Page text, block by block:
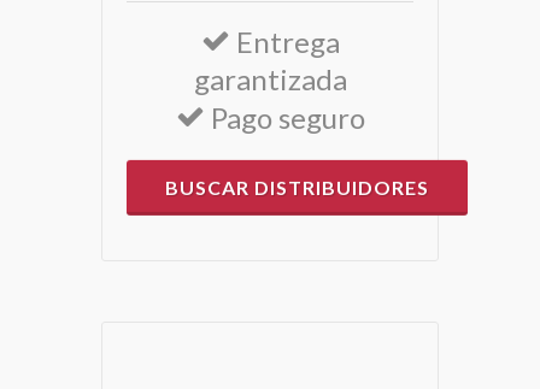
Entrega
garantizada
Pago seguro
BUSCAR DISTRIBUIDORES